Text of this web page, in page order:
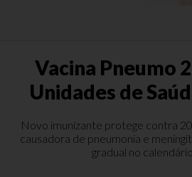
Vacina Pneumo
Unidades de
Novo imunizante protege contra
causadora de pneumonia e
gradual no